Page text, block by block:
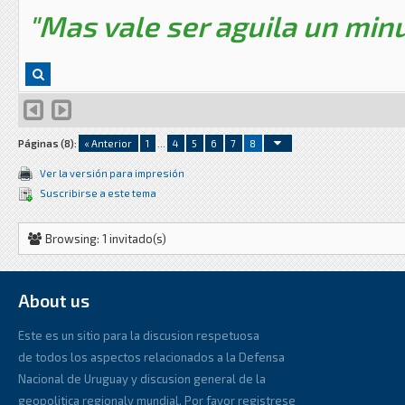
"Mas vale ser aguila un
Páginas (8): « Anterior 1 ... 4 5 6 7 8
Ver la versión para impresión
Suscribirse a este tema
Browsing: 1 invitado(s)
About us
Este es un sitio para la discusion respetuosa
de todos los aspectos relacionados a la Defensa
Nacional de Uruguay y discusion general de la
geopolitica regionaly mundial. Por favor registrese